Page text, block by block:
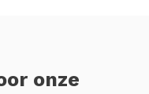
onze